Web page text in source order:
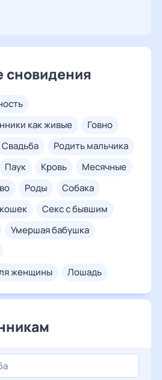
как живые
говно
свадьба
родить мальчика
паук кровь
месячные
роды
собака
кошек
секс с бывшим
умершая бабушка
женщины
лошадь